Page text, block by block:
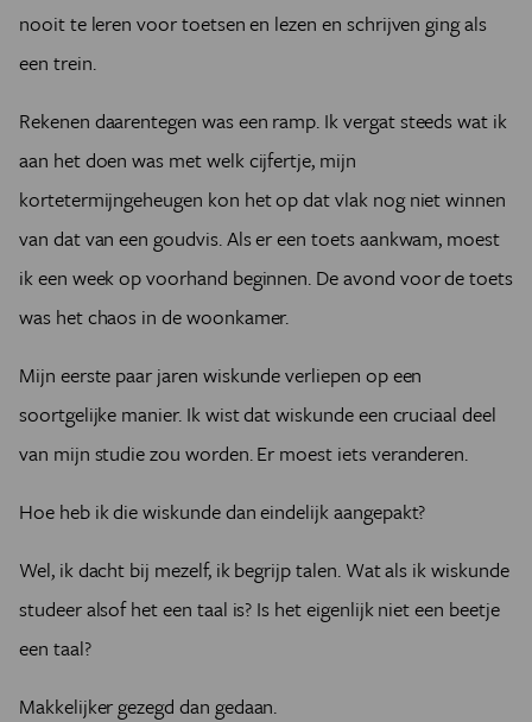
nooit te leren voor toetsen en lezen en schrijven ging als
een trein.
Rekenen daarentegen was een ramp. Ik vergat steeds wat ik
aan het doen was met welk cijfertje, mijn
kortetermijngeheugen kon het op dat vlak nog niet winnen
van dat van een goudvis. Als er een toets aankwam, moest
ik een week op voorhand beginnen. De avond voor de toets
was het chaos in de woonkamer.
Mijn eerste paar jaren wiskunde verliepen op een
soortgelijke manier. Ik wist dat wiskunde een cruciaal deel
van mijn studie zou worden. Er moest iets veranderen.
Hoe heb ik die wiskunde dan eindelijk aangepakt?
Wel, ik dacht bij mezelf, ik begrijp talen. Wat als ik wiskunde
studeer alsof het een taal is? Is het eigenlijk niet een beetje
een taal?
Makkelijker gezegd dan gedaan.